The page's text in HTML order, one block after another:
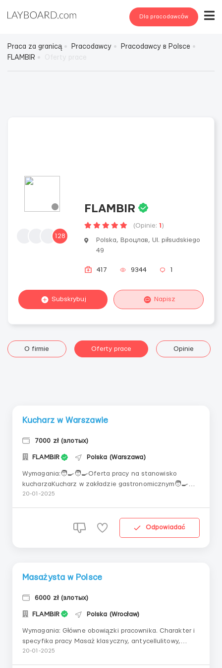
Dla pracodawców
Praca za granicą Pracodawcy
Pracodawcy в Polsce
FLAMBIR
128
FLAMBIR
(Opinie: 1 )
Polska, Вроцлав, Ul. piłsudskiego
49
417 9344 1
Subskrybuj Napisz
O firmie Oferty prace Opinie
Kucharz w Warszawie
7000 zł (злотых)
FLAMBIR Polska (Warszawa)
Wymagania:🧑‍🍳🧑‍🍳Oferta pracy na stanowisko
kucharzaKucharz w zakładzie gastronomicznym🧑‍🍳
🧑‍🍳🔥Praca bezpośrednio od pracodawcy🔥💙
kucharzkomunikatywna znajomość języka
polskiegoobowiązkowy sanepid i zaświadczeni...
20-01-2025
Odpowiadać
Masażysta w Polsce
6000 zł (злотых)
FLAMBIR Polska (Wrocław)
Wymagania: Główne obowiązki pracownika. Charakter i
specyfika pracy Masaż klasyczny, antycellulitowy,
relaksacyjny. Wśród masaży - liczą się najprostsze
20-01-2025